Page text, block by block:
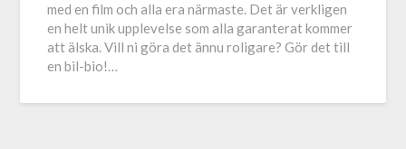
med en film och alla era närmaste. Det är verkligen
en helt unik upplevelse som alla garanterat kommer
att älska. Vill ni göra det ännu roligare? Gör det till
en bil-bio!…